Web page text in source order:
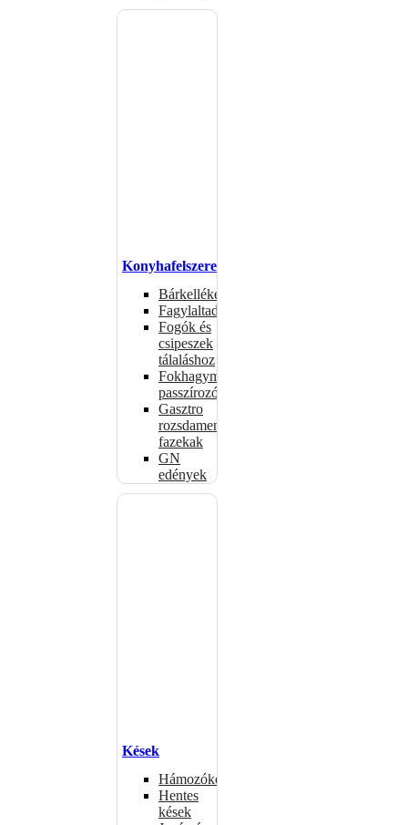
Konyhafelszerelés
Bárkellékek
Fagylaltadagolók
Fogók és
csipeszek
tálaláshoz
Fokhagymaprések,
passzírozók
Gasztro
rozsdamentes
fazekak
GN
edények
Kések
Hámozókések
Hentes
kések